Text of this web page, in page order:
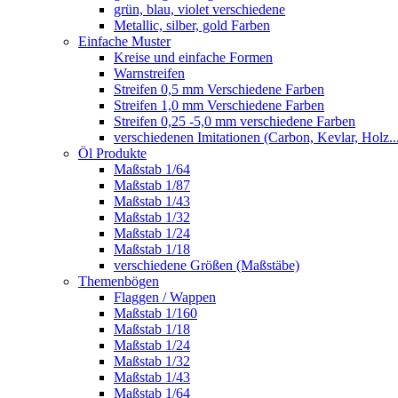
grün, blau, violet verschiedene
Metallic, silber, gold Farben
Einfache Muster
Kreise und einfache Formen
Warnstreifen
Streifen 0,5 mm Verschiedene Farben
Streifen 1,0 mm Verschiedene Farben
Streifen 0,25 -5,0 mm verschiedene Farben
verschiedenen Imitationen (Carbon, Kevlar,
Öl Produkte
Maßstab 1/64
Maßstab 1/87
Maßstab 1/43
Maßstab 1/32
Maßstab 1/24
Maßstab 1/18
verschiedene Größen (Maßstäbe)
Themenbögen
Flaggen / Wappen
Maßstab 1/160
Maßstab 1/18
Maßstab 1/24
Maßstab 1/32
Maßstab 1/43
Maßstab 1/64